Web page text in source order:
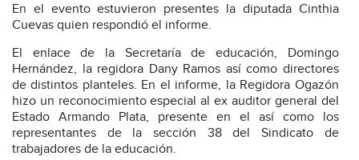
En el evento estuvieron presentes la diputada Cinthia
Cuevas quien respondió el informe.
El enlace de la Secretaría de educación, Domingo
Hernández, la regidora Dany Ramos así como directores
de distintos planteles. En el informe, la Regidora Ogazón
hizo un reconocimiento especial al ex auditor general del
Estado Armando Plata, presente en el así como los
representantes de la sección 38 del Sindicato de
trabajadores de la educación.